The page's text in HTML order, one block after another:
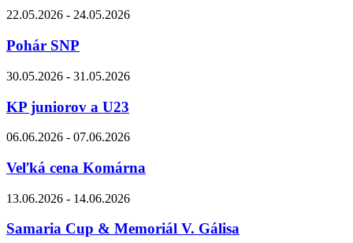
22.05.2026 - 24.05.2026
Pohár SNP
30.05.2026 - 31.05.2026
KP juniorov a U23
06.06.2026 - 07.06.2026
Veľká cena Komárna
13.06.2026 - 14.06.2026
Samaria Cup & Memoriál V. Gálisa